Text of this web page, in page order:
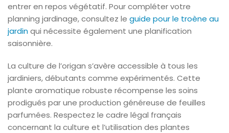
entrer en repos végétatif. Pour compléter votre
planning jardinage, consultez le guide pour le troène au
jardinqui nécessite également une planification
saisonnière.
La culture de l’origan s’avère accessible à tous les
jardiniers, débutants comme expérimentés. Cette
plante aromatique robuste récompense les soins
prodigués par une production généreuse de feuilles
parfumées. Respectez le cadre légal français
concernant la culture et l’utilisation des plantes